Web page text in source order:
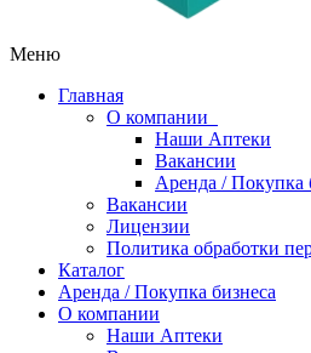
Меню
Главная
О компании
Наши Аптеки
Вакансии
Аренда / Покупка
Вакансии
Лицензии
Политика обработки
Каталог
Аренда / Покупка бизнеса
О компании
Наши Аптеки